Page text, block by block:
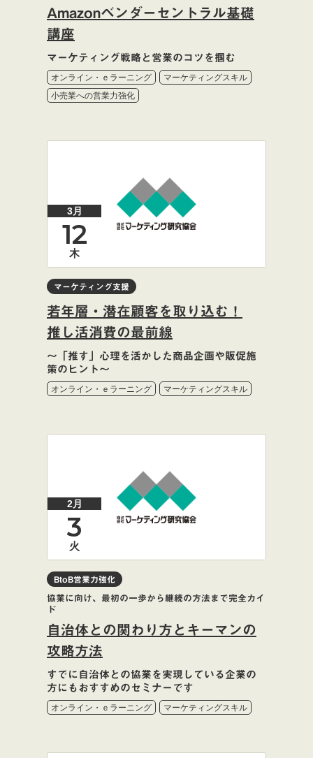
Amazonベンダーセントラル基礎
講座
マーケティング戦略と営業のコツを掴む
オンライン・ｅラーニング
マーケティングスキル
小売業への営業力強化
3月
12
木
マーケティング支援
若年層・潜在顧客を取り込む！
推し活消費の最前線
～「推す」心理を活かした商品企画や販促施
策のヒント～
オンライン・ｅラーニング マーケティングスキル
2月
3
火
BtoB営業力強化
協業に向け、最初の一歩から継続の方法まで完全カイ
ド
自治体との関わり方とキーマンの
攻略方法
すでに自治体との協業を実現している企業の
方にもおすすめのセミナーです
オンライン・ｅラーニング マーケティングスキル